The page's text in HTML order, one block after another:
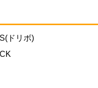
ドリボ)